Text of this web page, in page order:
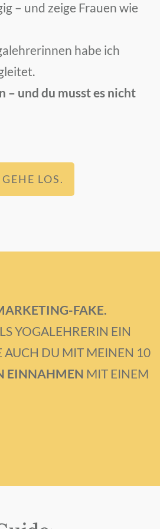
– und zeige Frauen wie
habe ich
– und du musst es nicht
LOS.
FAKE.
YOGALEHRERIN EIN
AUCH DU MIT MEINEN 10
EINNAHMEN MIT EINEM